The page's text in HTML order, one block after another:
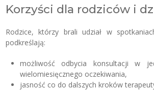
Korzyści dla rodziców i
Rodzice, którzy brali udział w
podkreślają:
możliwość odbycia konsultacji w
wielomiesięcznego oczekiwania,
jasność co do dalszych kroków